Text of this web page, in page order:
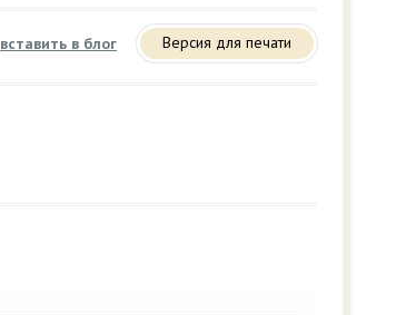
вставить в блог Версия для печати